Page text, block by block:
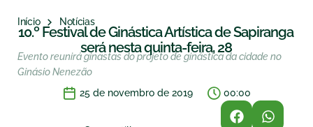
Início Notícias
10.º Festival de Ginástica Artística de Sapiranga
será nesta quinta-feira, 28
Evento reunirá ginastas do projeto de ginástica da cidade no
Ginásio Nenezão
25 de novembro de 2019
00:00